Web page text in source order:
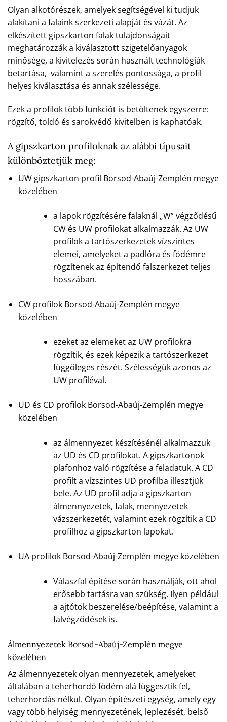
Olyan alkotórészek, amelyek segítségével ki tudjuk
alakítani a falaink szerkezeti alapját és vázát. Az
elkészített gipszkarton falak tulajdonságait
meghatározzák a kiválasztott szigetelőanyagok
minősége, a kivitelezés során használt technológiák
betartása, valamint a szerelés pontossága, a profil
helyes kiválasztása és annak szélessége.
Ezek a profilok több funkciót is betöltenek egyszerre:
rögzítő, toldó és sarokvédő kivitelben is kaphatóak.
A gipszkarton profiloknak az alábbi típusait
különböztetjük meg:
UW gipszkarton profil Borsod-Abaúj-Zemplén megye
közelében
a lapok rögzítésére falaknál „W” végződésű
CW és UW profilokat alkalmazzák. Az UW
profilok a tartószerkezetek vízszintes
elemei, amelyeket a padlóra és födémre
rögzítenek az építendő falszerkezet teljes
hosszában.
CW profilok Borsod-Abaúj-Zemplén megye
közelében
ezeket az elemeket az UW profilokra
rögzítik, és ezek képezik a tartószerkezet
függőleges részét. Szélességük azonos az
UW profiléval.
UD és CD profilok Borsod-Abaúj-Zemplén megye
közelében
az álmennyezet készítésénél alkalmazzuk
az UD és CD profilokat. A gipszkartonok
plafonhoz való rögzítése a feladatuk. A CD
profilt a vízszintes UD profilba illesztjük
bele. Az UD profil adja a gipszkarton
álmennyezetek, falak, mennyezetek
vázszerkezetét, valamint ezek rögzítik a CD
profilhoz a gipszkarton lapokat.
UA profilok Borsod-Abaúj-Zemplén megye közelében
Válaszfal építése során használják, ott ahol
erősebb tartásra van szükség. Ilyen például
a ajtótok beszerelése/beépítése, valamint a
falvégződések is.
Álmennyezetek Borsod-Abaúj-Zemplén megye
közelében
Az álmennyezetek olyan mennyezetek, amelyeket
általában a teherhordó födém alá függesztik fel,
teherhordás nélkül. Olyan építészeti egység, amely egy
vagy több helyiség mennyezetének, leplezését, belső